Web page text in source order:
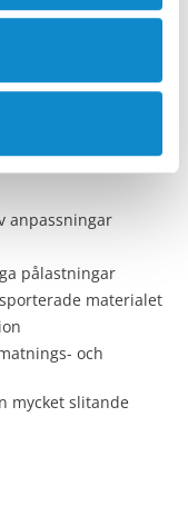
av gummi
anpassningar
pålastningar
materialet
och
mycket slitande